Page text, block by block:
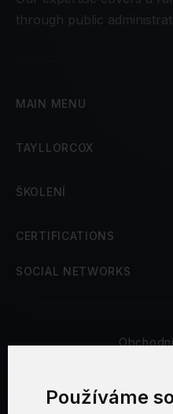
Používáme
through public
MAIN MENU
TAYLLORCOX
ŠKOLENÍ
CERTIFICATIONS
SOCIAL NETWORKS